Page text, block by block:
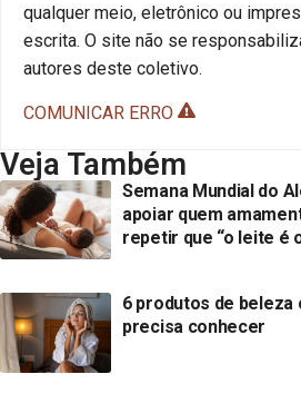
qualquer meio, eletrônico ou
escrita. O site não se
autores deste coletivo.
COMUNICAR ERRO
Veja Também
Semana Mundial do
apoiar quem
repetir que “o leite é
6 produtos de
precisa conhecer